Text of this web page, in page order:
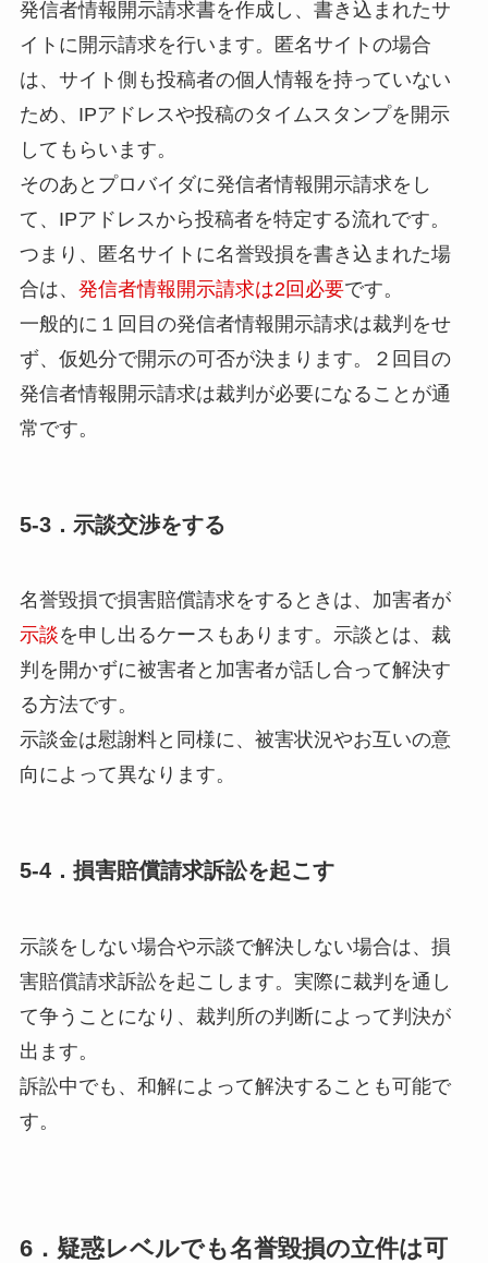
発信者情報開示請求書を作成し、書き込まれたサ
イトに開示請求を行います。匿名サイトの場合
は、サイト側も投稿者の個人情報を持っていない
ため、IPアドレスや投稿のタイムスタンプを開示
してもらいます。
そのあとプロバイダに発信者情報開示請求をし
て、IPアドレスから投稿者を特定する流れです。
つまり、匿名サイトに名誉毀損を書き込まれた場
合は、 発信者情報開示請求は2回必要です。
一般的に１回目の発信者情報開示請求は裁判をせ
ず、仮処分で開示の可否が決まります。２回目の
発信者情報開示請求は裁判が必要になることが通
常です。
5-3．示談交渉をする
名誉毀損で損害賠償請求をするときは、加害者が
示談を申し出るケースもあります。示談とは、裁
判を開かずに被害者と加害者が話し合って解決す
る方法です。
示談金は慰謝料と同様に、被害状況やお互いの意
向によって異なります。
5-4．損害賠償請求訴訟を起こす
示談をしない場合や示談で解決しない場合は、 損
害賠償請求訴訟を起こします。実際に裁判を通し
て争うことになり、裁判所の判断によって判決が
出ます。
訴訟中でも、和解によって解決することも可能で
す。
6．疑惑レベルでも名誉毀損の立件は可